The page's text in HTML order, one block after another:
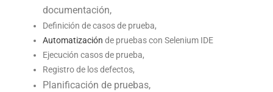
documentación,
Definición de casos de prueba,
Automatización de pruebas con Selenium IDE
Ejecución casos de prueba,
Registro de los defectos,
Planificación de pruebas,